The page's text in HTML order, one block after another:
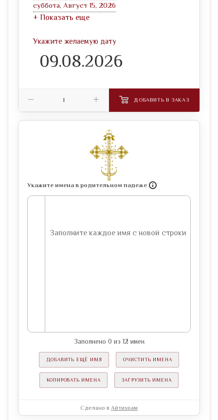
Укажите имена в родительном падеже
Заполнено 0 из 12 имен
ДОБАВИТЬ ЕЩЁ ИМЯ ОЧИСТИТЬ ИМЕНА
КОПИРОВАТЬ ИМЕНА ЗАГРУЗИТЬ ИМЕНА
Сделано в Айтихрам
суббота, Август 15, 2026
+ Показать еще
Укажите желаемую дату
ДОБАВИТЬ В ЗАКАЗ